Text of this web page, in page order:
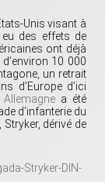
Unis visant à
des effets de
ont déjà
10 000
un retrait
d’Europe d’ici
Allemagnea été
d’infanterie du
Stryker, dérivé de
Stryker-DIN-